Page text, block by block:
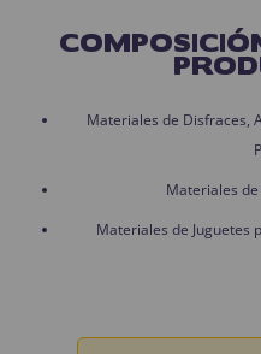
Materiales de Disfraces,
Materiales de
Materiales de Juguetes